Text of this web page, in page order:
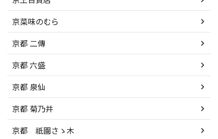
京菜味のむら
京都 二傳
京都 六盛
京都 泉仙
京都 菊乃井
京都 祇園さゝ木